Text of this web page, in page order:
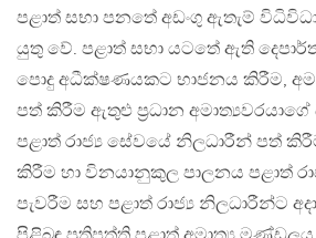
පළාත් සභා පනතේ අඩංගු ඇතැම්
යුතු වේ. පළාත් සභා යටතේ ඇති
පොදු අධීක්ෂණයකට භාජනය කිරීම,
පත් කිරීම ඇතුළු ප්‍රධාන
පළාත් රාජ්‍ය සේවයේ නිලධාරීන් පත්
කිරීම හා විනයානුකුල පාලනය පළාත්
පැවරීම සහ පළාත් රාජ්‍ය නිලධාරීන්ට